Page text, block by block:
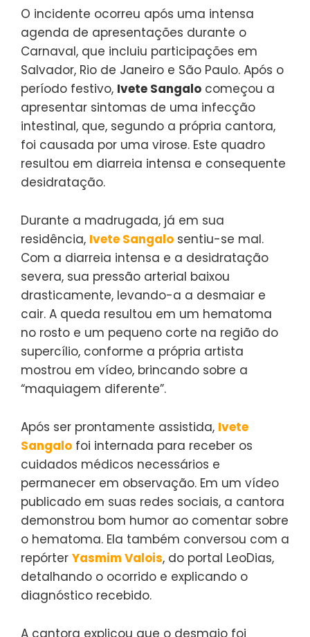
O incidente ocorreu após uma intensa
agenda de apresentações durante o
Carnaval, que incluiu participações em
Salvador, Rio de Janeiro e São Paulo. Após o
período festivo, Ivete Sangalo começou a
apresentar sintomas de uma infecção
intestinal, que, segundo a própria cantora,
foi causada por uma virose. Este quadro
resultou em diarreia intensa e consequente
desidratação.
Durante a madrugada, já em sua
residência, Ivete Sangalo sentiu-se mal.
Com a diarreia intensa e a desidratação
severa, sua pressão arterial baixou
drasticamente, levando-a a desmaiar e
cair. A queda resultou em um hematoma
no rosto e um pequeno corte na região do
supercílio, conforme a própria artista
mostrou em vídeo, brincando sobre a
“maquiagem diferente”.
Após ser prontamente assistida, Ivete
Sangalo foi internada para receber os
cuidados médicos necessários e
permanecer em observação. Em um vídeo
publicado em suas redes sociais, a cantora
demonstrou bom humor ao comentar sobre
o hematoma. Ela também conversou com a
repórter Yasmim Valois, do portal LeoDias,
detalhando o ocorrido e explicando o
diagnóstico recebido.